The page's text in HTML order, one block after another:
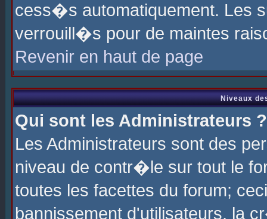
cess�s automatiquement. Les
verrouill�s pour de maintes
Revenir en haut de page
Niveaux
Qui sont les Administrateurs ?
Les Administrateurs sont des
niveau de contr�le sur tout le
toutes les facettes du forum;
bannissement d'utilisateurs, la